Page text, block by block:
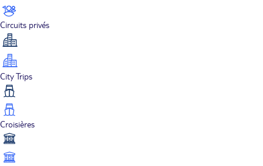
Circuits privés
City Trips
Croisières